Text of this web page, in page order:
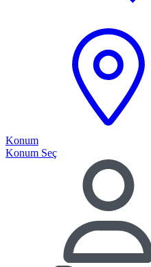
Konum
Konum Seç